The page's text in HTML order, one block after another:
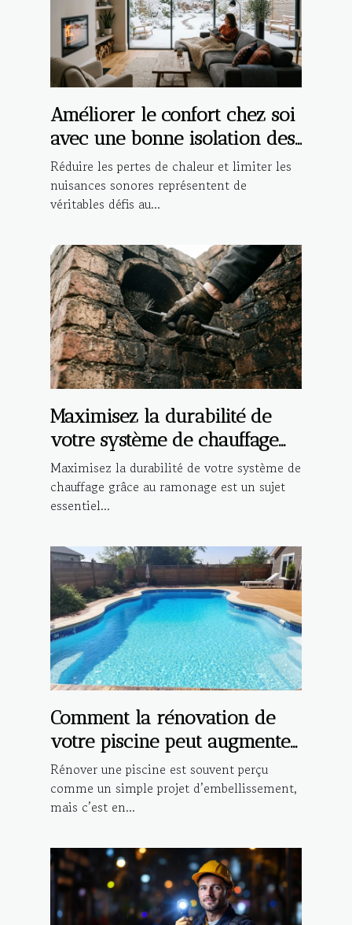
Améliorer le confort chez soi
avec une bonne isolation des
fenêtres
Réduire les pertes de chaleur et limiter les
nuisances sonores représentent de
véritables défis au...
Maximisez la durabilité de
votre système de chauffage
grâce au ramonage
Maximisez la durabilité de votre système de
chauffage grâce au ramonage est un sujet
essentiel...
Comment la rénovation de
votre piscine peut augmenter
la valeur de votre propriété?
Rénover une piscine est souvent perçu
comme un simple projet d’embellissement,
mais c’est en...